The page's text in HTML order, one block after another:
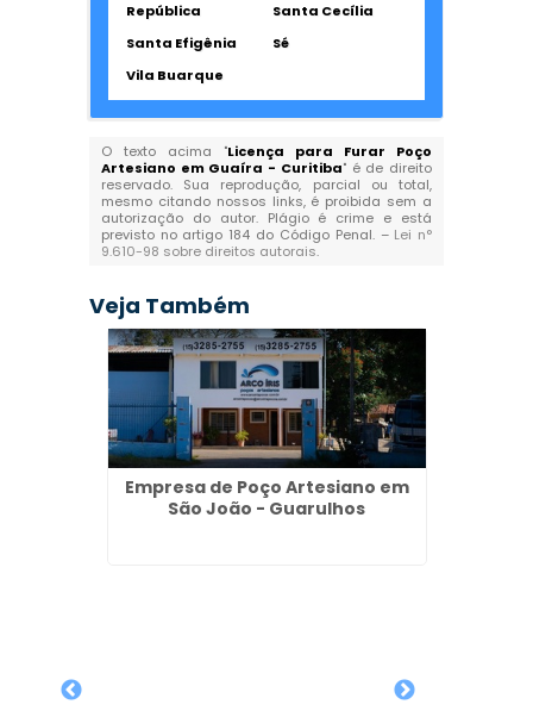
República
Santa Cecília
Santa Efigênia
Sé
Vila Buarque
O texto acima "Licença para Furar Poço
Artesiano em Guaíra - Curitiba" é de direito
reservado. Sua reprodução, parcial ou total,
mesmo citando nossos links, é proibida sem a
autorização do autor. Plágio é crime e está
previsto no artigo 184 do Código Penal. – Lei n°
9.610-98 sobre direitos autorais.
Veja Também
Empresa de Poço Artesiano em
São João - Guarulhos